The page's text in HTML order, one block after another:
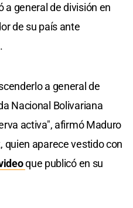
a general de división en
de su país ante
a general de
Nacional Bolivariana
activa", afirmó Maduro
quien aparece vestido con
que publicó en su